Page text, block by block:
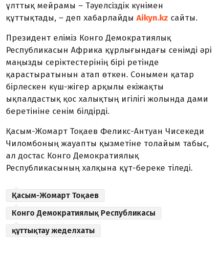
ұлттық мейрамы – Тәуелсіздік күнімен
құттықтады, – деп хабарлайды Aikyn.kz сайты.
Президент еліміз Конго Демократиялық
Республикасын Африка құрлығындағы сенімді әрі
маңызды серіктестерінің бірі ретінде
қарастыратынын атап өткен. Сонымен қатар
бірлескен күш-жігер арқылы екіжақты
ықпалдастық қос халықтың игілігі жолында дами
беретініне сенім білдірді.
Қасым-Жомарт Тоқаев Феликс-Антуан Чисекеди
Чиломбоның жауапты қызметіне толайым табыс,
ал достас Конго Демократиялық
Республикасының халқына құт-береке тіледі.
Қасым-Жомарт Тоқаев
Конго Демократиялық Республикасы
құттықтау жеделхаты